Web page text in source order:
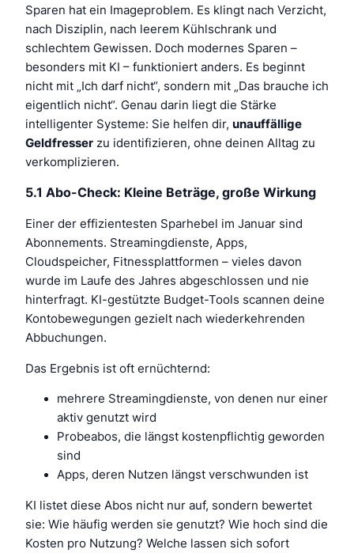
Sparen hat ein Imageproblem. Es klingt nach Verzicht,
nach Disziplin, nach leerem Kühlschrank und
schlechtem Gewissen. Doch modernes Sparen –
besonders mit KI – funktioniert anders. Es beginnt
nicht mit „Ich darf nicht“, sondern mit „Das brauche ich
eigentlich nicht“. Genau darin liegt die Stärke
intelligenter Systeme: Sie helfen dir, unauffällige
Geldfresser zu identifizieren, ohne deinen Alltag zu
verkomplizieren.
5.1 Abo-Check: Kleine Beträge, große Wirkung
Einer der effizientesten Sparhebel im Januar sind
Abonnements. Streamingdienste, Apps,
Cloudspeicher, Fitnessplattformen – vieles davon
wurde im Laufe des Jahres abgeschlossen und nie
hinterfragt. KI-gestützte Budget-Tools scannen deine
Kontobewegungen gezielt nach wiederkehrenden
Abbuchungen.
Das Ergebnis ist oft ernüchternd:
mehrere Streamingdienste, von denen nur einer
aktiv genutzt wird
Probeabos, die längst kostenpflichtig geworden
sind
Apps, deren Nutzen längst verschwunden ist
KI listet diese Abos nicht nur auf, sondern bewertet
sie: Wie häufig werden sie genutzt? Wie hoch sind die
Kosten pro Nutzung? Welche lassen sich sofort